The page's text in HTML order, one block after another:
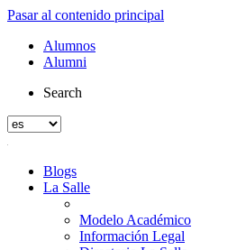
Pasar al contenido principal
Alumnos
Alumni
Search
Blogs
La Salle
Modelo Académico
Información Legal